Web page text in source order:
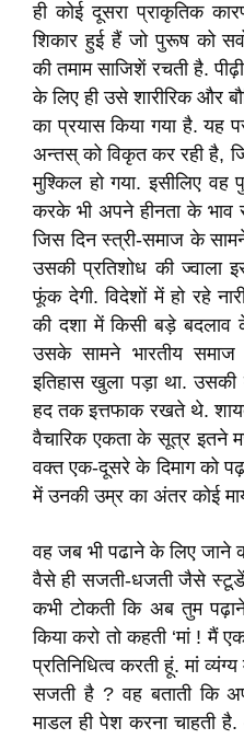
ही कोई दूसरा प्राकृतिक
शिकार हुई हैं जो पुरूष को
की तमाम साजिशें रचती है.
के लिए ही उसे शारीरिक और
का प्रयास किया गया है. यह
अन्तस् को विकृत कर रही है,
मुश्किल हो गया. इसीलिए वह
करके भी अपने हीनता के भाव
जिस दिन स्त्री-समाज के
उसकी प्रतिशोध की ज्वाला
फूंक देगी. विदेशों में हो रहे
की दशा में किसी बड़े बदलाव
उसके सामने भारतीय समाज
इतिहास खुला पड़ा था.
हद तक इत्तफाक रखते थे.
वैचारिक एकता के सूत्र इतने
वक्त एक-दूसरे के दिमाग को
में उनकी उम्र का अंतर कोई
वह जब भी पढाने के लिए जाने
वैसे ही सजती-धजती जैसे
कभी टोकती कि अब तुम
किया करो तो कहती ‘मां ! मैं
प्रतिनिधित्व करती हूं. मां
सजती है ? वह बताती कि
माडल ही पेश करना चाहती